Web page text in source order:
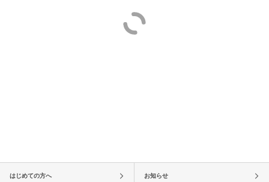
はじめての方へ お知らせ